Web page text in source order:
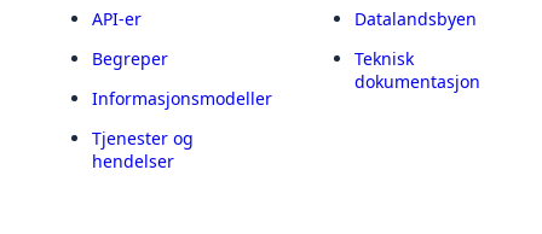
API-er
Begreper
Informasjonsmodeller
Tjenester og
hendelser
Datalandsbyen
Teknisk
dokumentasjon